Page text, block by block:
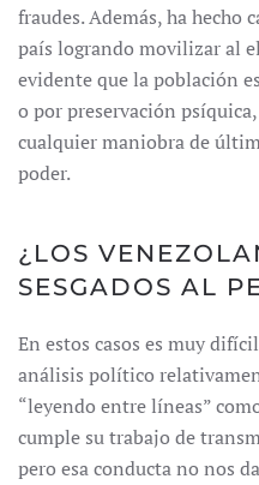
fraudes. Además, ha hecho
país logrando movilizar al
evidente que la población
o por preservación
cualquier maniobra de
poder.
¿LOS
SESGADOS AL
En estos casos es muy
análisis político
“leyendo entre líneas”
cumple su trabajo de
pero esa conducta no nos